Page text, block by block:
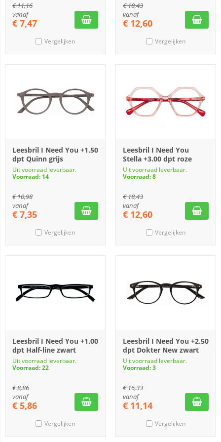
€11,16
vanaf
€ 7,47
Vergelijken
€18,43
vanaf
€ 12,60
Vergelijken
Leesbril I Need You +1.50
dpt Quinn grijs
Uit voorraad leverbaar.
Voorraad: 14
€10,98
vanaf
€ 7,35
Vergelijken
Leesbril I Need You
Stella +3.00 dpt roze
Uit voorraad leverbaar.
Voorraad: 8
€18,43
vanaf
€ 12,60
Vergelijken
Leesbril I Need You +1.00
dpt Half-line zwart
Uit voorraad leverbaar.
Voorraad: 22
€8,86
vanaf
€ 5,86
Vergelijken
Leesbril I Need You +2.50
dpt Dokter New zwart
Uit voorraad leverbaar.
Voorraad: 3
€16,33
vanaf
€ 11,14
Vergelijken